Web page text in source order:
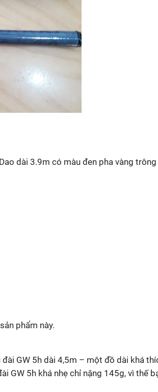
dài 3.9m có màu đen pha vàng
phẩm này.
GW 5h dài 4,5m – một đồ dài khá
GW 5h khá nhẹ chỉ nặng 145g, vì thế